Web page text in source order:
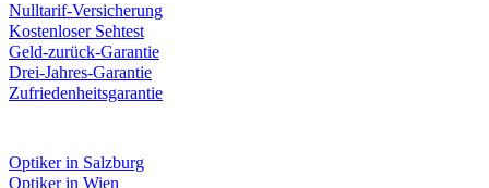
Nulltarif-Versicherung
Kostenloser Sehtest
Geld-zurück-Garantie
Drei-Jahres-Garantie
Zufriedenheitsgarantie
Optiker in Salzburg
Optiker in Wien